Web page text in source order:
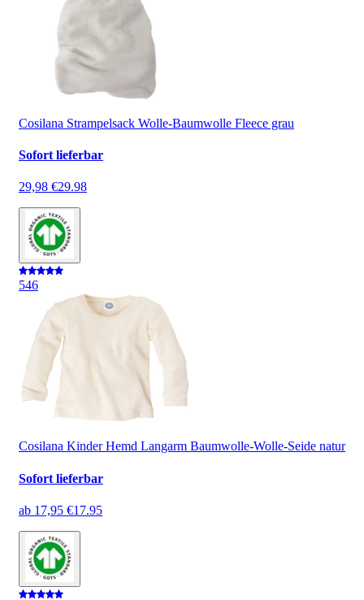
Cosilana Strampelsack Wolle-Baumwolle Fleece grau
Sofort lieferbar
29,98 €29.98
546
Cosilana Kinder Hemd Langarm Baumwolle-Wolle-Seide natur
Sofort lieferbar
ab 17,95 €17.95